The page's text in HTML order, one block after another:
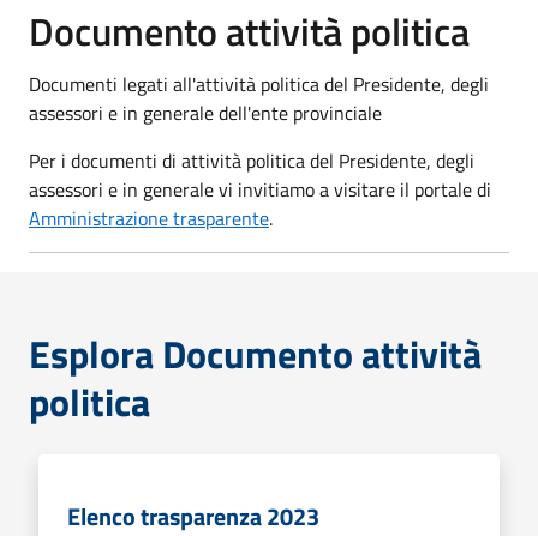
Documento attività politica
Documenti legati all'attività politica del Presidente, degli
assessori e in generale dell'ente provinciale
Per i documenti di attività politica del Presidente, degli
assessori e in generale vi invitiamo a visitare il portale di
Amministrazione trasparente.
Esplora Documento attività
politica
Elenco trasparenza 2023